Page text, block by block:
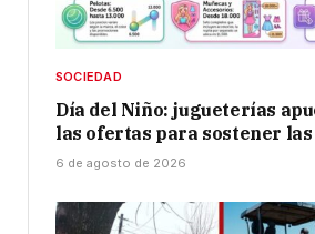
SOCIEDAD
Día del Niño: jugueterías
las ofertas para sostener
6 de agosto de 2026